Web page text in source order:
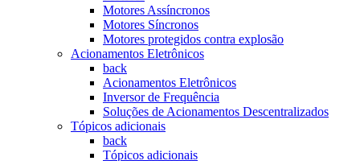
Motores Assíncronos
Motores Síncronos
Motores protegidos contra explosão
Acionamentos Eletrônicos
back
Acionamentos Eletrônicos
Inversor de Frequência
Soluções de Acionamentos Descentralizados
Tópicos adicionais
back
Tópicos adicionais